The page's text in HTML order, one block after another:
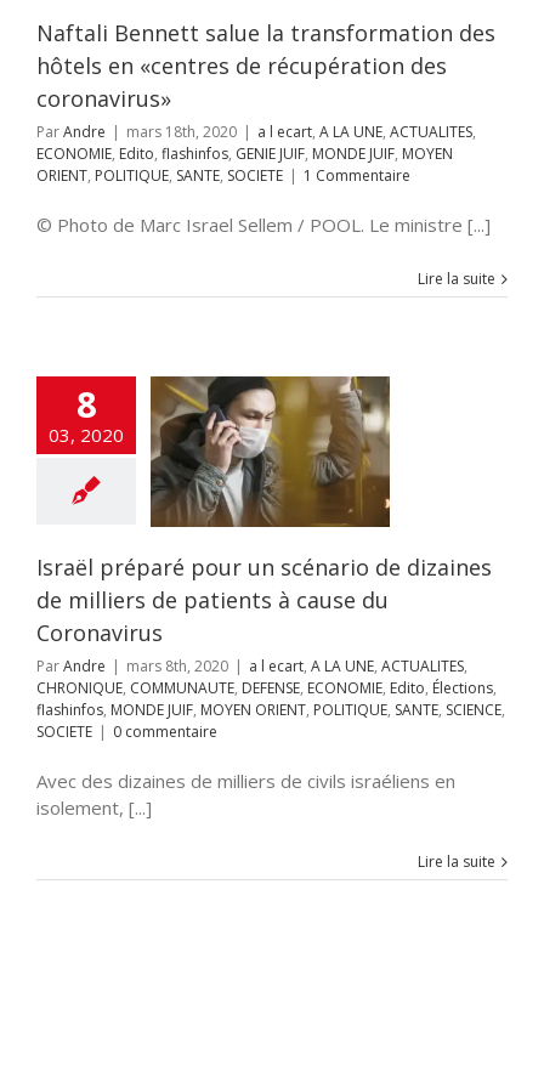
SANTE
SOCIETE
Naftali Bennett salue la transformation des
hôtels en «centres de récupération des
coronavirus»
ParAndre | mars 18th, 2020 | a l ecart, A LA UNE, ACTUALITES,
ECONOMIE, Edito, flashinfos, GENIE JUIF, MONDE JUIF, MOYEN
ORIENT, POLITIQUE, SANTE, SOCIETE | 1 Commentaire
© Photo de Marc Israel Sellem / POOL. Le ministre [...]
Lire la suite
8
03, 2020
de dizaines
de patients
Coronavirus
CHRONIQUE
DEFENSE
POLITIQUE
SOCIETE
Israël préparé pour un scénario de dizaines
de milliers de patients à cause du
Coronavirus
ParAndre | mars 8th, 2020 | a l ecart, A LA UNE, ACTUALITES,
CHRONIQUE, COMMUNAUTE, DEFENSE, ECONOMIE, Edito, Élections,
flashinfos, MONDE JUIF, MOYEN ORIENT, POLITIQUE, SANTE, SCIENCE,
SOCIETE | 0 commentaire
Avec des dizaines de milliers de civils israéliens en
isolement, [...]
Lire la suite